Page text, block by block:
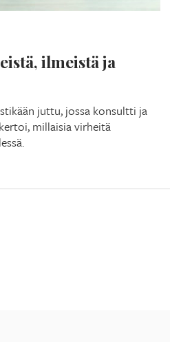
ilmeistä ja
juttu, jossa konsultti ja
millaisia virheitä